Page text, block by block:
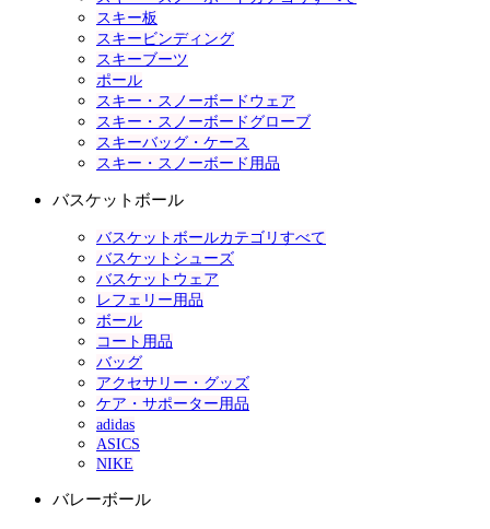
スキー板
スキービンディング
スキーブーツ
ポール
スキー・スノーボードウェア
スキー・スノーボードグローブ
スキーバッグ・ケース
スキー・スノーボード用品
バスケットボール
バスケットボールカテゴリすべて
バスケットシューズ
バスケットウェア
レフェリー用品
ボール
コート用品
バッグ
アクセサリー・グッズ
ケア・サポーター用品
adidas
ASICS
NIKE
バレーボール